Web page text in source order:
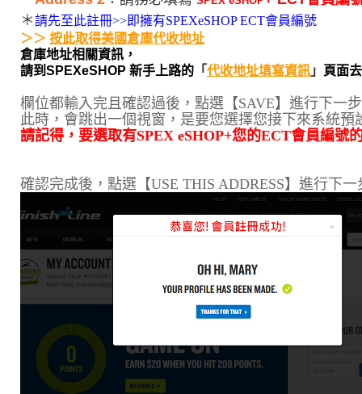
＊請先至此註冊>>即擁有SPEXeSHOP ECT會員編號
＞＞ 按此取得美國倉庫代收地址
倉庫地址相關資訊，
請到SPEXeSHOP 新手上路的 「代收地址填寫資訊 」 頁面
欄位都輸入完且確認過後，點選【SAVE】進行下一
此時，會跳出一個視窗，是要您選擇您接下來系統預
請記得，要選取有SPEX eSHOP+您的ECT會員編號
確認完成後，點選【USE THIS ADDRESS】進行下一